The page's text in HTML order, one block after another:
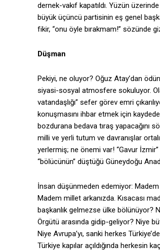
dernek-vakıf kapatıldı. Yüzün
büyük üçüncü partisinin eş genel
fikir, “onu öyle bırakmam!” sözünde
Düşman
Pekiyi, ne oluyor? Oğuz Atay’dan
siyasi-sosyal atmosfere sokuluyor.
vatandaşlığı” sefer görev emri
konuşmasını ihbar etmek için
bozdurana bedava tıraş yapacağını
milli ve yerli tutum ve davranışlar
yerlermiş; ne önemi var! “Gavur
“bölücünün” düştüğü Güneydoğu
İnsan düşünmeden edemiyor:
Madem millet arkanızda. Kısacası
başkanlık gelmezse ülke bölünüyor?
Örgütü arasında gidip-geliyor? Niye
Niye Avrupa’yı, sanki herkes
Türkiye kapılar açıldığında